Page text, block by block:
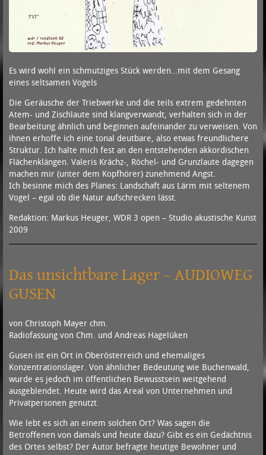
Es wird wohl ein schmutziges Stück werden…mit dem Gesang
eines seltsamen Vogels
Die Geräusche der Triebwerke und die teils extrem gedehnten
Atem- und Zischlaute sind klangverwandt, verhalten sich in der
Bearbeitung ähnlich und beginnen aufeinander zu verweisen. Von
ihnen erhoffe ich eine tonal deutbare, also etwas freundlichere
Struktur. Ich halte mich fest an den entstehenden akkordischen
Flächenklängen. Valeris Krächz-, Röchel- und Grunzlaute dagegen
machen mir (unter dem Kopfhörer) zunehmend Angst.
Ich besinne mich des Planes: Landschaft aus Lärm mit seltenem
Vogel – egal ob die Natur aufschrecken lässt.
Redaktion: Markus Heuger, WDR 3 open – Studio akustische Kunst
2009
Das unsichtbare Lager – AUDIOWEG
GUSEN
von Christoph Mayer chm.
Radiofassung von Chm. und Andreas Hagelüken
Gusen ist ein Ort in Oberösterreich und ehemaliges
Konzentrationslager. Von ähnlicher Bedeutung wie Buchenwald,
wurde es jedoch im öffentlichen Bewusstsein weitgehend
ausgeblendet. Heute wird das Areal von Unternehmen und
Privatpersonen genutzt.
Wie lebt es sich an einem solchen Ort? Was sagen die
Betroffenen von damals und heute dazu? Gibt es ein Gedächtnis
des Ortes selbst? Der Autor befragte heutige Bewohner und